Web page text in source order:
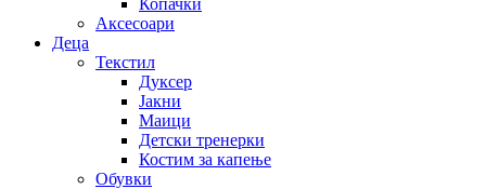
Копачки
Аксесоари
Деца
Текстил
Дуксер
Јакни
Маици
Детски тренерки
Костим за капење
Обувки